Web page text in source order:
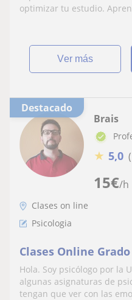
optimizar tu estudio.
ver más
Destacado
15€/h
Brais
★ 5,0
Clases on line
Psicologia
Clases Online
Hola. Soy psicólogo por la
algunas asignaturas de
tengan que ver con las